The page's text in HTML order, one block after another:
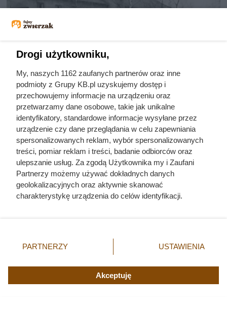
Ostatnie godziny komendanta
Auschwitz. Odtajnione zdjęcia
pokazują, co działo się przed
szubienicą
Drogi użytkowniku,
My, naszych 1162 zaufanych partnerów oraz inne
podmioty z Grupy KB.pl uzyskujemy dostęp i
przechowujemy informacje na urządzeniu oraz
przetwarzamy dane osobowe, takie jak unikalne
identyfikatory, standardowe informacje wysyłane przez
urządzenie czy dane przeglądania w celu zapewniania
spersonalizowanych reklam, wybór spersonalizowanych
treści, pomiar reklam i treści, badanie odbiorców oraz
ulepszanie usług. Za zgodą Użytkownika my i Zaufani
Partnerzy możemy używać dokładnych danych
geolokalizacyjnych oraz aktywnie skanować
charakterystykę urządzenia do celów identyfikacji.
zmienić/wycofać klikając przycisk ustawień prywatności
znajdujący się w lewym dolnym rogu strony. Niektóre
użytkownika, ale masz prawo sprzeciwić się takiemu
przetwarzaniu. Preferencje będą miały zastosowania tylko
PARTNERZY USTAWIENIA
Akceptuję